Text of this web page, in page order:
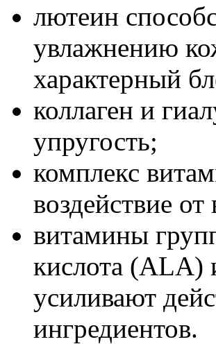
лютеин
увлажнению
характерный
коллаген и
упругость;
комплекс
воздействие
витамины
кислота (ALA)
усиливают
ингредиентов.